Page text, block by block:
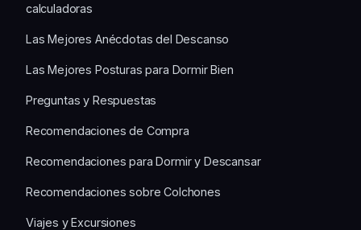
calculadoras
Las Mejores Anécdotas del Descanso
Las Mejores Posturas para Dormir Bien
Preguntas y Respuestas
Recomendaciones de Compra
Recomendaciones para Dormir y Descansar
Recomendaciones sobre Colchones
Viajes y Excursiones